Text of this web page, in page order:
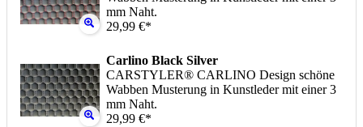
mm Naht.
29,99 €*
Carlino Black Silver
CARSTYLER® CARLINO Design schöne
Wabben Musterung in Kunstleder mit einer 3
mm Naht.
29,99 €*